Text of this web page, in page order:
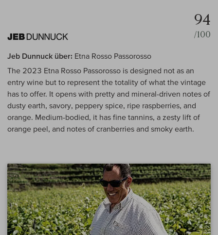
94
/100
Jeb Dunnuck über: Etna Rosso Passorosso
The 2023 Etna Rosso Passorosso is designed not as an
entry wine but to represent the totality of what the vintage
has to offer. It opens with pretty and mineral-driven notes of
dusty earth, savory, peppery spice, ripe raspberries, and
orange. Medium-bodied, it has fine tannins, a zesty lift of
orange peel, and notes of cranberries and smoky earth.